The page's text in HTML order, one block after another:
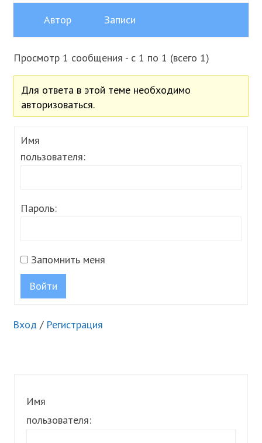
Автор Записи
Просмотр 1 сообщения - с 1 по 1 (всего 1)
Для ответа в этой теме необходимо
авторизоваться.
Имя
пользователя:
Пароль:
Запомнить меня
Войти
Вход / Регистрация
Имя
пользователя: